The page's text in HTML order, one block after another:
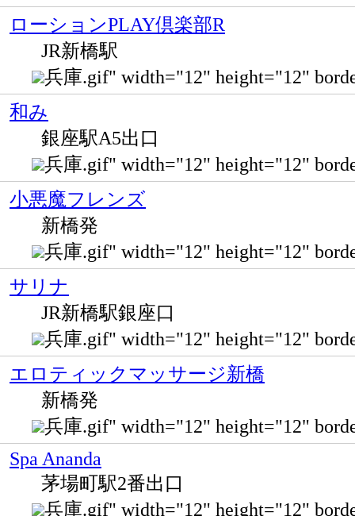
ローションPLAY倶楽部R
JR新橋駅
兵庫.gif" width="12" height="12"
和み
銀座駅A5出口
兵庫.gif" width="12" height="12"
小悪魔フレンズ
新橋発
兵庫.gif" width="12" height="12"
サリナ
JR新橋駅銀座口
兵庫.gif" width="12" height="12"
エロティックマッサージ新橋
新橋発
兵庫.gif" width="12" height="12"
Spa Ananda
茅場町駅2番出口
兵庫.gif" width="12" height="12"